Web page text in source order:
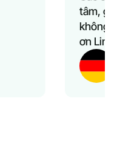
Đức Cho Trẻ Em
trực tuyến. Cảm